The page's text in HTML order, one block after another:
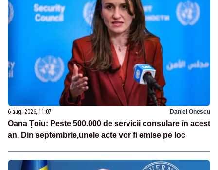
6 aug. 2026, 11:07 Daniel Onescu
Oana Țoiu: Peste 500.000 de servicii consulare în acest
an. Din septembrie,unele acte vor fi emise pe loc